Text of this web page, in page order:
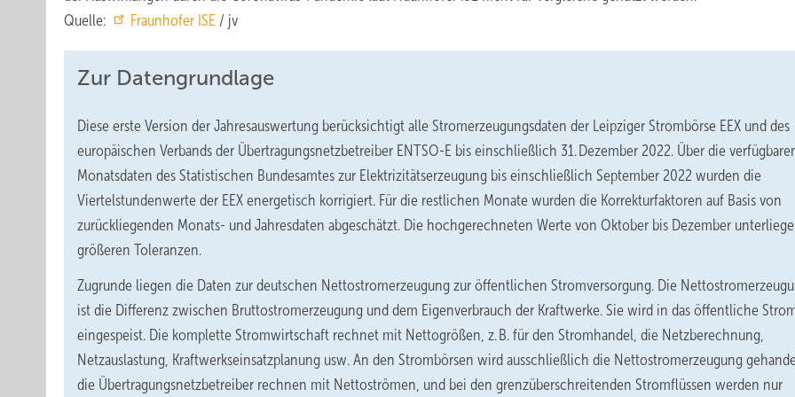
Quelle:
Fraunhofer ISE / jv
Zur Datengrundlage
Diese erste Version der Jahresauswertung berücksichtigt alle Stromerzeugungsdaten der Leipziger Strombörse EEX und des
europäischen Verbands der Übertragungsnetzbetreiber ENTSO-E bis einschließlich 31. Dezember 2022. Über die
Monatsdaten des Statistischen Bundesamtes zur Elektrizitätserzeugung bis einschließlich September 2022 wurden die
Viertelstundenwerte der EEX energetisch korrigiert. Für die restlichen Monate wurden die Korrekturfaktoren auf Basis von
zurückliegenden Monats- und Jahresdaten abgeschätzt. Die hochgerechneten Werte von Oktober bis Dezember
größeren Toleranzen.
Zugrunde liegen die Daten zur deutschen Nettostromerzeugung zur öffentlichen Stromversorgung. Die
ist die Differenz zwischen Bruttostromerzeugung und dem Eigenverbrauch der Kraftwerke. Sie wird in das öffentliche
eingespeist. Die komplette Stromwirtschaft rechnet mit Nettogrößen, z. B. für den Stromhandel, die Netzberechnung,
Netzauslastung, Kraftwerkseinsatzplanung usw. An den Strombörsen wird ausschließlich die Nettostromerzeugung
die Übertragungsnetzbetreiber rechnen mit Nettoströmen, und bei den grenzüberschreitenden Stromflüssen werden nur